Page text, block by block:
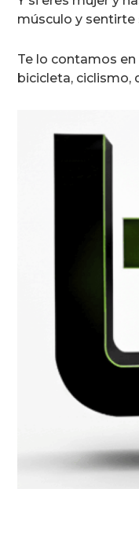
músculo y sentirte
Te lo contamos en
bicicleta, ciclismo,